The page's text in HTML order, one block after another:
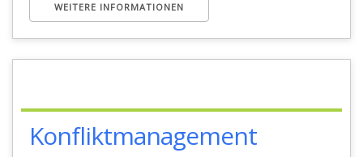
WEITERE INFORMATIONEN
Konfliktmanagement